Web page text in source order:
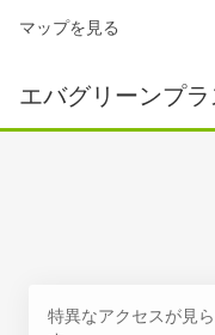
マップを見る
エバグリーンプラ
特異なアクセスが見